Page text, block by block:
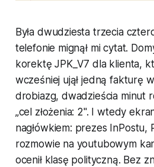
Była dwudziesta trzecia
telefonie mignął mi cytat.
korektę JPK_V7 dla klienta,
wcześniej ujął jedną fakturę
drobiazg, dwadzieścia minut
„cel złożenia: 2". I wtedy
nagłówkiem: prezes InPostu,
rozmowie na youtubowym
ocenił klasę polityczną. Bez